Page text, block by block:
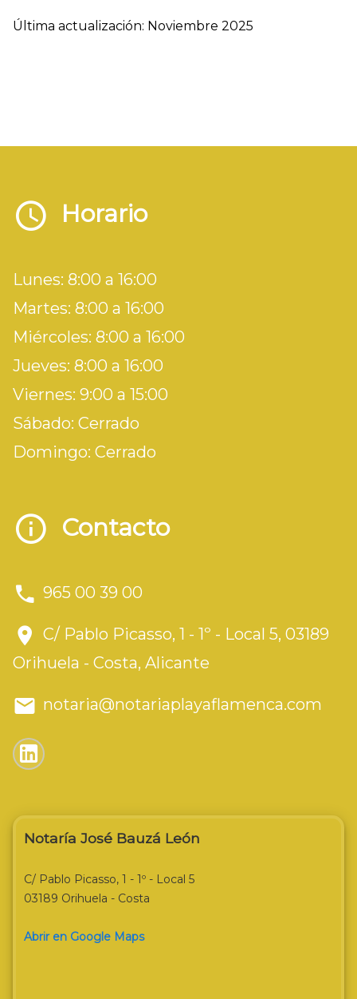
Última actualización: Noviembre 2025
Horario
Lunes: 8:00 a 16:00
Martes: 8:00 a 16:00
Miércoles: 8:00 a 16:00
Jueves: 8:00 a 16:00
Viernes: 9:00 a 15:00
Sábado: Cerrado
Domingo: Cerrado
Contacto
965 00 39 00
C/ Pablo Picasso, 1 - 1º - Local 5, 03189
Orihuela - Costa, Alicante
notaria@notariaplayaflamenca.com
Notaría José Bauzá León
C/ Pablo Picasso, 1 - 1º - Local 5
03189 Orihuela - Costa
Abrir en Google Maps